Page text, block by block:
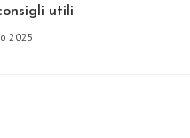
utili
2025